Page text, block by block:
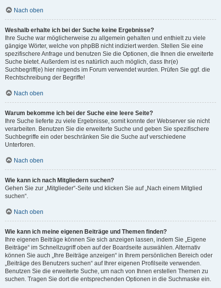
Nach oben
Weshalb erhalte ich bei der Suche keine Ergebnisse?
Ihre Suche war möglicherweise zu allgemein gehalten und enthielt zu viele
gängige Wörter, welche von phpBB nicht indiziert werden. Stellen Sie eine
spezifischere Anfrage und benutzen Sie die Optionen, die Ihnen die erweiterte
Suche bietet. Außerdem ist es natürlich auch möglich, dass Ihr(e)
Suchbegriff(e) hier nirgends im Forum verwendet wurden. Prüfen Sie ggf. die
Rechtschreibung der Begriffe!
Nach oben
Warum bekomme ich bei der Suche eine leere Seite?
Ihre Suche lieferte zu viele Ergebnisse, somit konnte der Webserver sie nicht
verarbeiten. Benutzen Sie die erweiterte Suche und geben Sie spezifischere
Suchbegriffe ein oder beschränken Sie die Suche auf verschiedene
Unterforen.
Nach oben
Wie kann ich nach Mitgliedern suchen?
Gehen Sie zur „Mitglieder“-Seite und klicken Sie auf „Nach einem Mitglied
suchen“.
Nach oben
Wie kann ich meine eigenen Beiträge und Themen finden?
Ihre eigenen Beiträge können Sie sich anzeigen lassen, indem Sie „Eigene
Beiträge“ im Schnellzugriff oben auf der Boardseite auswählen. Alternativ
können Sie auch „Ihre Beiträge anzeigen“ in Ihrem persönlichen Bereich oder
„Beiträge des Benutzers suchen“ auf Ihrer eigenen Profilseite verwenden.
Benutzen Sie die erweiterte Suche, um nach von Ihnen erstellen Themen zu
suchen. Tragen Sie dort die entsprechenden Optionen in die Suchmaske ein.